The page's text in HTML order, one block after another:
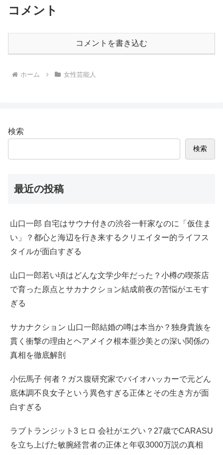
コメント
コメントを書き込む
ホーム 女性芸能人
検索
検索
最近の投稿
山口一郎 自宅はサウナ付きの渋谷一軒家なのに「仮住ま
い」？都心と海辺を行き来するクリエイター的ライフス
タイルが面白すぎる
山口一郎若い頃はどんな文学少年だった？小樽の喫茶店
で育った原点とサカナクション結成前夜の苦悩がエモす
ぎる
サカナクション 山口一郎結婚の噂は本当か？独身貴族を
貫く衝撃の理由とヘアメイク根本亜沙美との深い関係の
真相を徹底解剖
小伝馬子 何者？ガス腹研究家でバイオハッカーで元どん
底体調不良女子という異色すぎる正体とその生き方が面
白すぎる
ラブトランジット3 ヒロ 会社がエグい？27歳でCARASU
を立ち上げた敏腕経営者の正体と年収3000万説の真相